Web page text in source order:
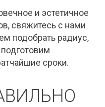
и эстетичное
свяжитесь с нами
подобрать радиус,
сроки.